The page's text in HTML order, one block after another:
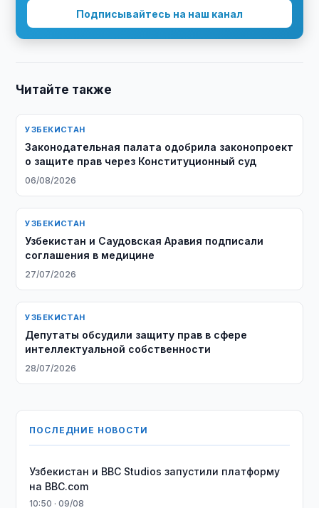
Подписывайтесь на наш канал
Читайте также
УЗБЕКИСТАН
Законодательная палата одобрила законопроект
о защите прав через Конституционный суд
06/08/2026
УЗБЕКИСТАН
Узбекистан и Саудовская Аравия подписали
соглашения в медицине
27/07/2026
УЗБЕКИСТАН
Депутаты обсудили защиту прав в сфере
интеллектуальной собственности
28/07/2026
ПОСЛЕДНИЕ НОВОСТИ
Узбекистан и BBC Studios запустили платформу
на BBC.com
10:50 · 09/08